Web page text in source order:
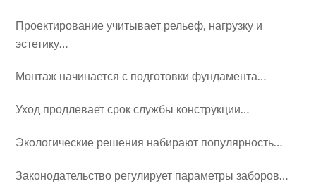
Проектирование учитывает рельеф, нагрузку и
эстетику…
Монтаж начинается с подготовки фундамента…
Уход продлевает срок службы конструкции…
Экологические решения набирают популярность…
Законодательство регулирует параметры заборов…